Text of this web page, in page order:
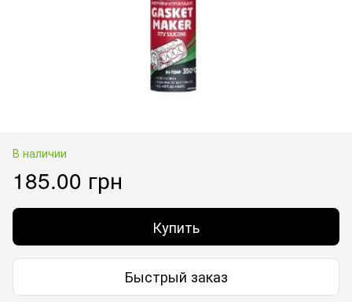
В наличии
185.00 грн
Купить
Быстрый заказ